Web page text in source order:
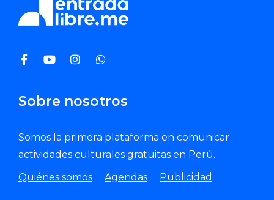
Sobre nosotros
Somos la primera plataforma en comunicar
actividades culturales gratuitas en Perú.
Quiénes somos
Agendas Publicidad